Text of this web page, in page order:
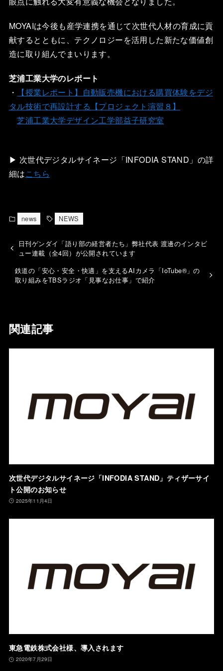
MOYAIは今後も産学連携を通じて次世代人材の育成に貢
献するとともに、テクノロジーを活用した新たな価値創
造に取り組んでまいります。
芝浦工業大学のレポート
・
【授業レポート】自動販売機における購買体験をデジ
タル技術で再設計する【プロジェクト演習８】
芝浦工業大学デザイン工学部益子研究室
▶︎ 次世代デジタルサイネージ「INFODIA STAND」の詳
細はこちら
news NEWS
日刊ゲンダイ「語り部の経営者たち」弊社代表 渡邊のインタビ
ュー連載（全4回）が公開されています
鉄道の「安心・安全・快適」を支えるAIカメラ「IoTube®︎」の
取り組みをTBSラジオ「見事なお仕事」で紹介
関連記事
次世代デジタルサイネージ「INFODIA STAND」ティザーサイ
ト公開のお知らせ
2025年11月4日
東急電鉄株式会社様、導入されます
2020年7月29日